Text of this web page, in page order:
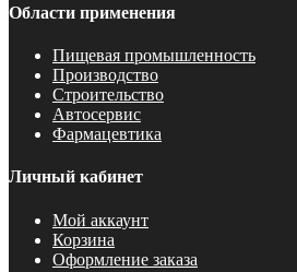
Области применения
Пищевая промышленность
Производство
Строительство
Автосервис
Фармацевтика
Личный кабинет
Мой аккаунт
Корзина
Оформление заказа